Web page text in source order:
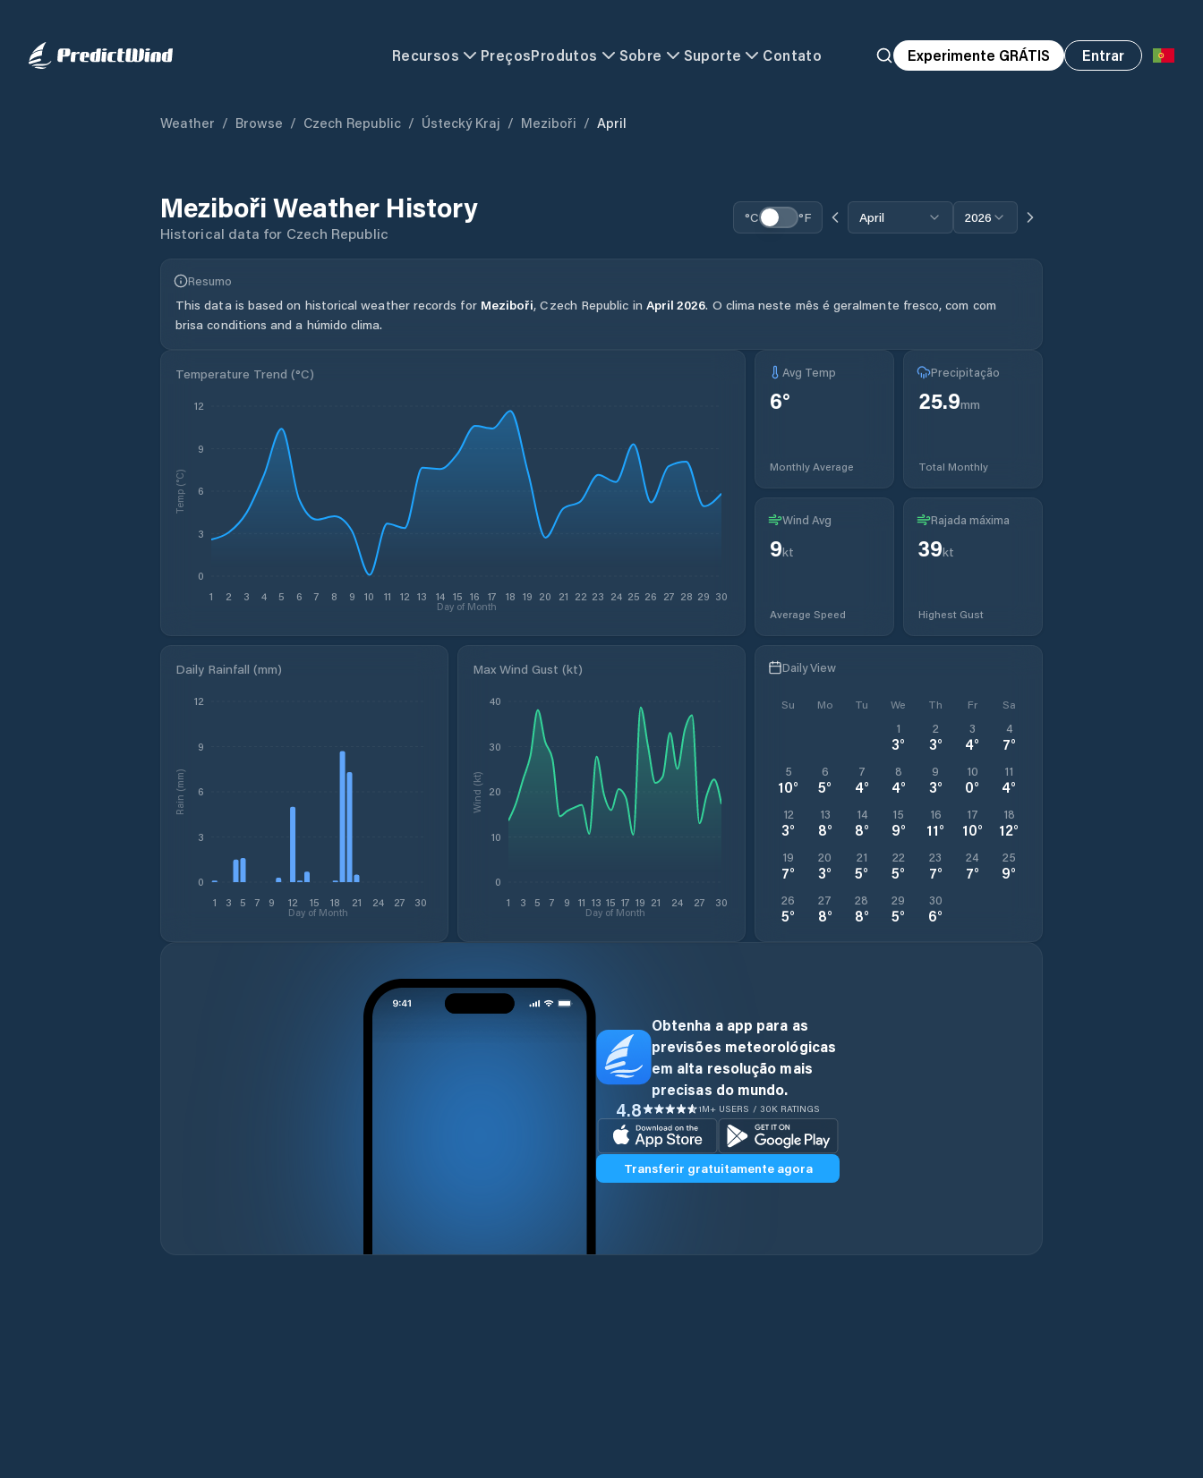
Recursos PreçosProdutos Sobre Suporte Contato Experimente GRÁTIS Entrar
Weather / Browse / Czech Republic / Ústecký Kraj / Meziboři / April
Meziboři Weather History
Historical data for Czech Republic
°C °F April 2026
Resumo
This data is based on historical weather records for Meziboři, Czech Republic in April 2026. O clima neste mês é geralmente fresco, com com
brisa conditions and a húmido clima.
Temperature Trend (°C)
1 2 3 4 5 6 7 8 9 10 11 12 13 14 15 16 17 18 19 20 21 22 23 24 25 26 27 28 29 30
Day of Month
0
3
6
9
12
Temp (°C)
Avg Temp
6°
Monthly Average
Precipitação
25.9mm
Total Monthly
Wind Avg
9kt
Average Speed
Rajada máxima
39kt
Highest Gust
Daily Rainfall (mm)
1 3 5 7 9 12 15 18 21 24 27 30
Day of Month
0
3
6
9
12
Rain (mm)
Max Wind Gust (kt)
1 3 5 7 9 11 13 15 17 19 21 24 27 30
Day of Month
0
10
20
30
40
Wind (kt)
Daily View
Su Mo Tu We Th Fr Sa
1
3°
2
3°
3
4°
4
7°
5
10°
6
5°
7
4°
8
4°
9
3°
10
0°
11
4°
12
3°
13
8°
14
8°
15
9°
16
11°
17
10°
18
12°
19
7°
20
3°
21
5°
22
5°
23
7°
24
7°
25
9°
26
5°
27
8°
28
8°
29
5°
30
6°
Obtenha a app para as
previsões meteorológicas
em alta resolução mais
precisas do mundo.
4.8 1M+ USERS / 30K RATINGS
Transferir gratuitamente agora